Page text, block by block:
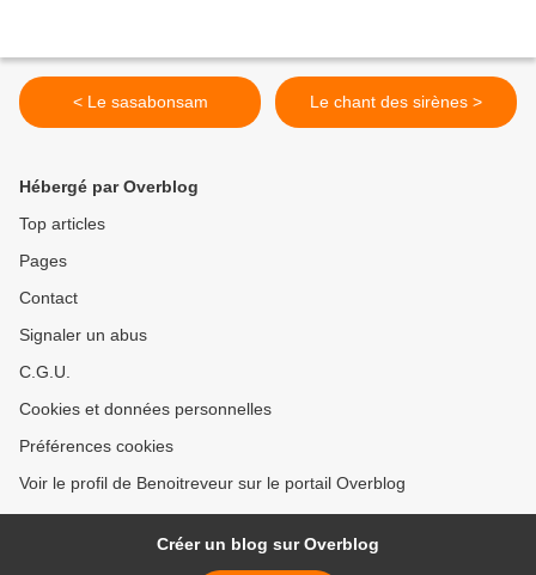
< Le sasabonsam Le chant des sirènes >
Hébergé par Overblog
Top articles
Pages
Contact
Signaler un abus
C.G.U.
Cookies et données personnelles
Préférences cookies
Voir le profil de Benoitreveur sur le portail Overblog
Créer un blog sur Overblog